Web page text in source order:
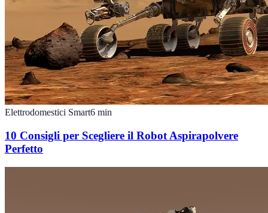
Elettrodomestici Smart6 min
10 Consigli per Scegliere il Robot Aspirapolvere
Perfetto